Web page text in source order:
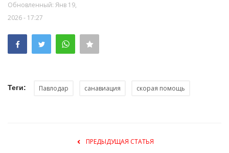
Обновленный: Янв 19,
2026 - 17:27
Теги: Павлодар санавиация скорая помощь
ПРЕДЫДУЩАЯ СТАТЬЯ